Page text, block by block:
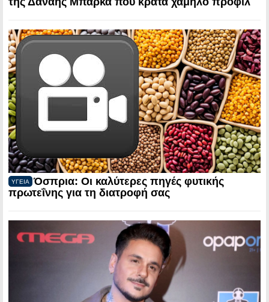
ΥΓΕΙΑ
Όσπρια: Οι καλύτερες πηγές φυτικής
πρωτεΐνης για τη διατροφή σας